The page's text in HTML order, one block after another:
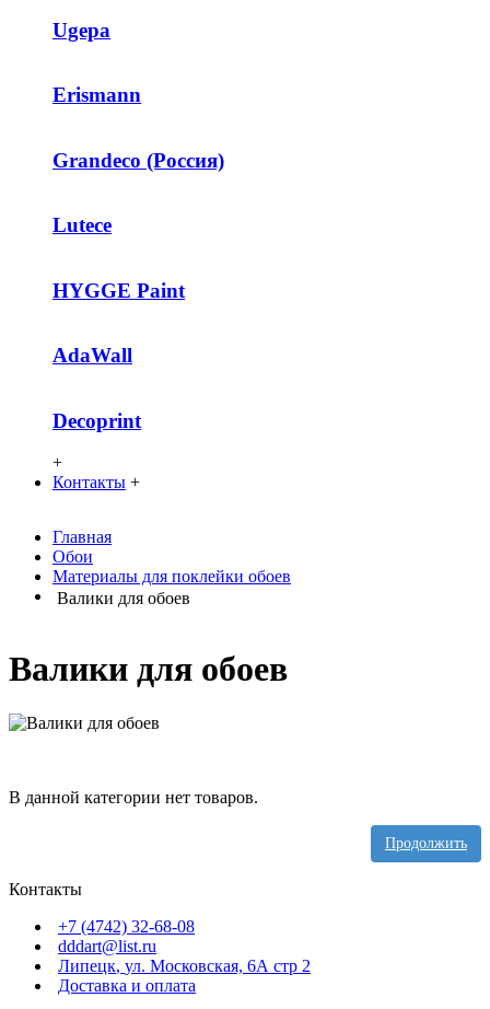
Ugepa
Erismann
Grandeco (Россия)
Lutece
HYGGE Paint
AdaWall
Decoprint
+
Контакты +
Главная
Обои
Материалы для поклейки обоев
Валики для обоев
Валики для обоев
В данной категории нет товаров.
Продолжить
Контакты
+7 (4742) 32-68-08
dddart@list.ru
Липецк, ул. Московская, 6А стр 2
Доставка и оплата